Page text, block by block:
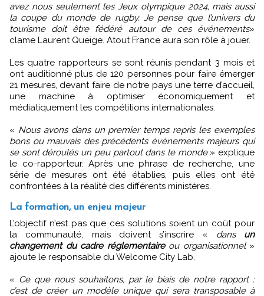
avez nous seulement les Jeux olympique 2024, mais aussi
la coupe du monde de rugby. Je pense que l’univers du
tourisme doit être fédéré autour de ces événements»
clame Laurent Queige. Atout France aura son rôle à jouer.
Les quatre rapporteurs se sont réunis pendant 3 mois et
ont auditionné plus de 120 personnes pour faire émerger
21 mesures, devant faire de notre pays une terre d’accueil,
une machine à optimiser économiquement et
médiatiquement les compétitions internationales.
« Nous avons dans un premier temps repris les exemples
bons ou mauvais des précédents événements majeurs qui
se sont déroulés un peu partout dans le monde» explique
le co-rapporteur. Après une phrase de recherche, une
série de mesures ont été établies, puis elles ont été
confrontées à la réalité des différents ministères.
La formation, un enjeu majeur
L’objectif n’est pas que ces solutions soient un coût pour
la communauté, mais doivent s’inscrire « dans un
changement du cadre réglementaireou organisationnel»
ajoute le responsable du Welcome City Lab.
« Ce que nous souhaitons, par le biais de notre rapport :
c’est de créer un modèle unique qui sera transposable à